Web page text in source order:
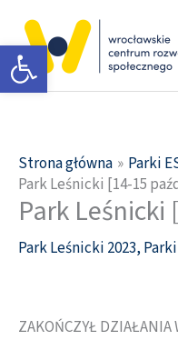
Otwórz pasek narzędzi
treści
Strona główna
Parki
Park Leśnicki [14-15
Park Leśnicki
Park Leśnicki 2023,
ZAKOŃCZYŁ DZIAŁANIA